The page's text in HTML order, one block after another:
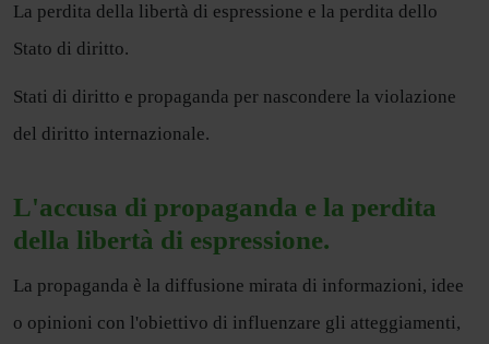
La perdita della libertà di espressione e la perdita dello
Stato di diritto.
Stati di diritto e propaganda per nascondere la violazione
del diritto internazionale.
L'accusa di propaganda e la perdita
della libertà di espressione.
La propaganda è la diffusione mirata di informazioni, idee
o opinioni con l'obiettivo di influenzare gli atteggiamenti,